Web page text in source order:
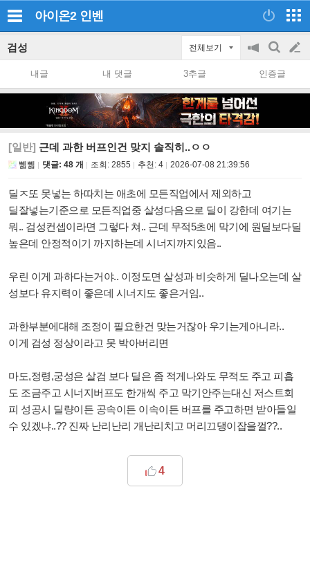
아이온2 인벤
검성 전체보기
공
on/off
검
색
글
쓰
내글 내 댓글 3추글 인증글
[일반] 근데 과한 버프인건 맞지 솔직히..ㅇㅇ
쀏쀏 댓글: 48 개 조회: 2855 추천: 4 2026-07-08 21:39:56
딜ㅈ또 못넣는 하따치는 애초에 모든직업에서 제외하고
딜잘넣는기준으로 모든직업중 살성다음으로 딜이 강한데 여기는
뭐.. 검성컨셉이라면 그렇다 쳐.. 근데 무적5초에 막기에 원딜보다딜
높은데 안정적이기 까지하는데 시너지까지있음..
우린 이게 과하다는거야.. 이정도면 살성과 비슷하게 딜나오는데 살
성보다 유지력이 좋은데 시너지도 좋은거임..
과한부분에대해 조정이 필요한건 맞는거잖아 우기는게아니라..
이게 검성 정상이라고 못 박아버리면
마도,정령,궁성은 살검 보다 딜은 좀 적게나와도 무적도 주고 피흡
도 조금주고 시너지버프도 한개씩 주고 막기안주는대신 저스트회
피 성공시 딜량이든 공속이든 이속이든 버프를 주고하면 받아들일
수 있겠냐..?? 진짜 난리난리 개난리치고 머리끄댕이잡을껄??..
4